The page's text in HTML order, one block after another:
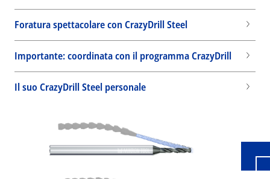
Foratura spettacolare con CrazyDrill Steel
Importante: coordinata con il programma CrazyDrill
Il suo CrazyDrill Steel personale